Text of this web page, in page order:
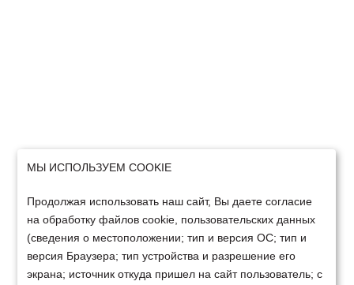
МЫ ИСПОЛЬЗУЕМ COOKIE
Продолжая использовать наш сайт, Вы даете согласие
на обработку файлов cookie, пользовательских данных
(сведения о местоположении; тип и версия ОС; тип и
версия Браузера; тип устройства и разрешение его
экрана; источник откуда пришел на сайт пользователь; с